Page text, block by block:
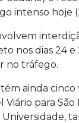
intenso hoje
nos dias 24 e
no tráfego.
ainda cinco
Viário para